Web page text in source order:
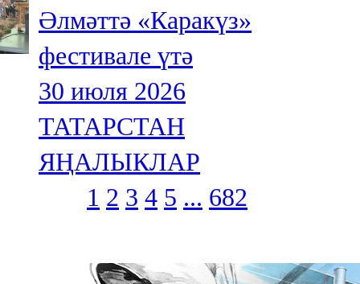
Әлмәттә «Каракүз»
фестивале үтә
30 июля 2026
ТАТАРСТАН
ЯҢАЛЫКЛАР
1 2 3 4 5 ... 682